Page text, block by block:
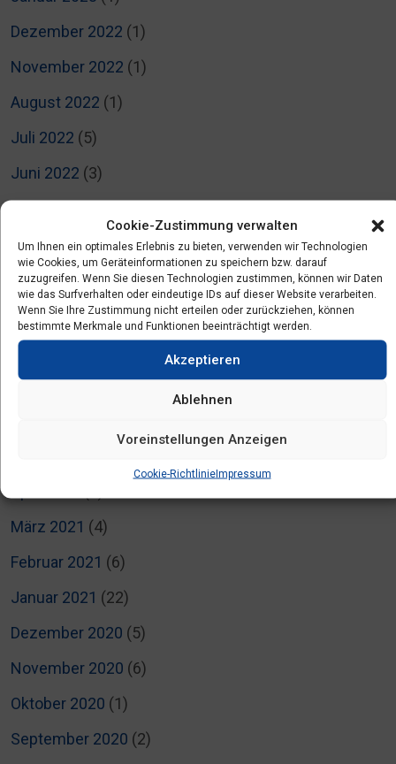
Cookie-Zustimmung verwalten
Um Ihnen ein optimales Erlebnis zu bieten, verwenden wir Technologien
wie Cookies, um Geräteinformationen zu speichern bzw. darauf
zuzugreifen. Wenn Sie diesen Technologien zustimmen, können wir Daten
wie das Surfverhalten oder eindeutige IDs auf dieser Website verarbeiten.
Wenn Sie Ihre Zustimmung nicht erteilen oder zurückziehen, können
bestimmte Merkmale und Funktionen beeinträchtigt werden.
Akzeptieren
Ablehnen
Voreinstellungen Anzeigen
Cookie-RichtlinieImpressum
Dezember 2022 (1)
November 2022 (1)
August 2022 (1)
Juli 2022 (5)
Juni 2022 (3)
März 2022 (3)
Februar 2022(4)
Januar 2022(1)
November 2021
September 2021(2)
März 2021 (4)
Februar 2021 (6)
Januar 2021 (22)
Dezember 2020 (5)
November 2020 (6)
Oktober 2020 (1)
September 2020 (2)